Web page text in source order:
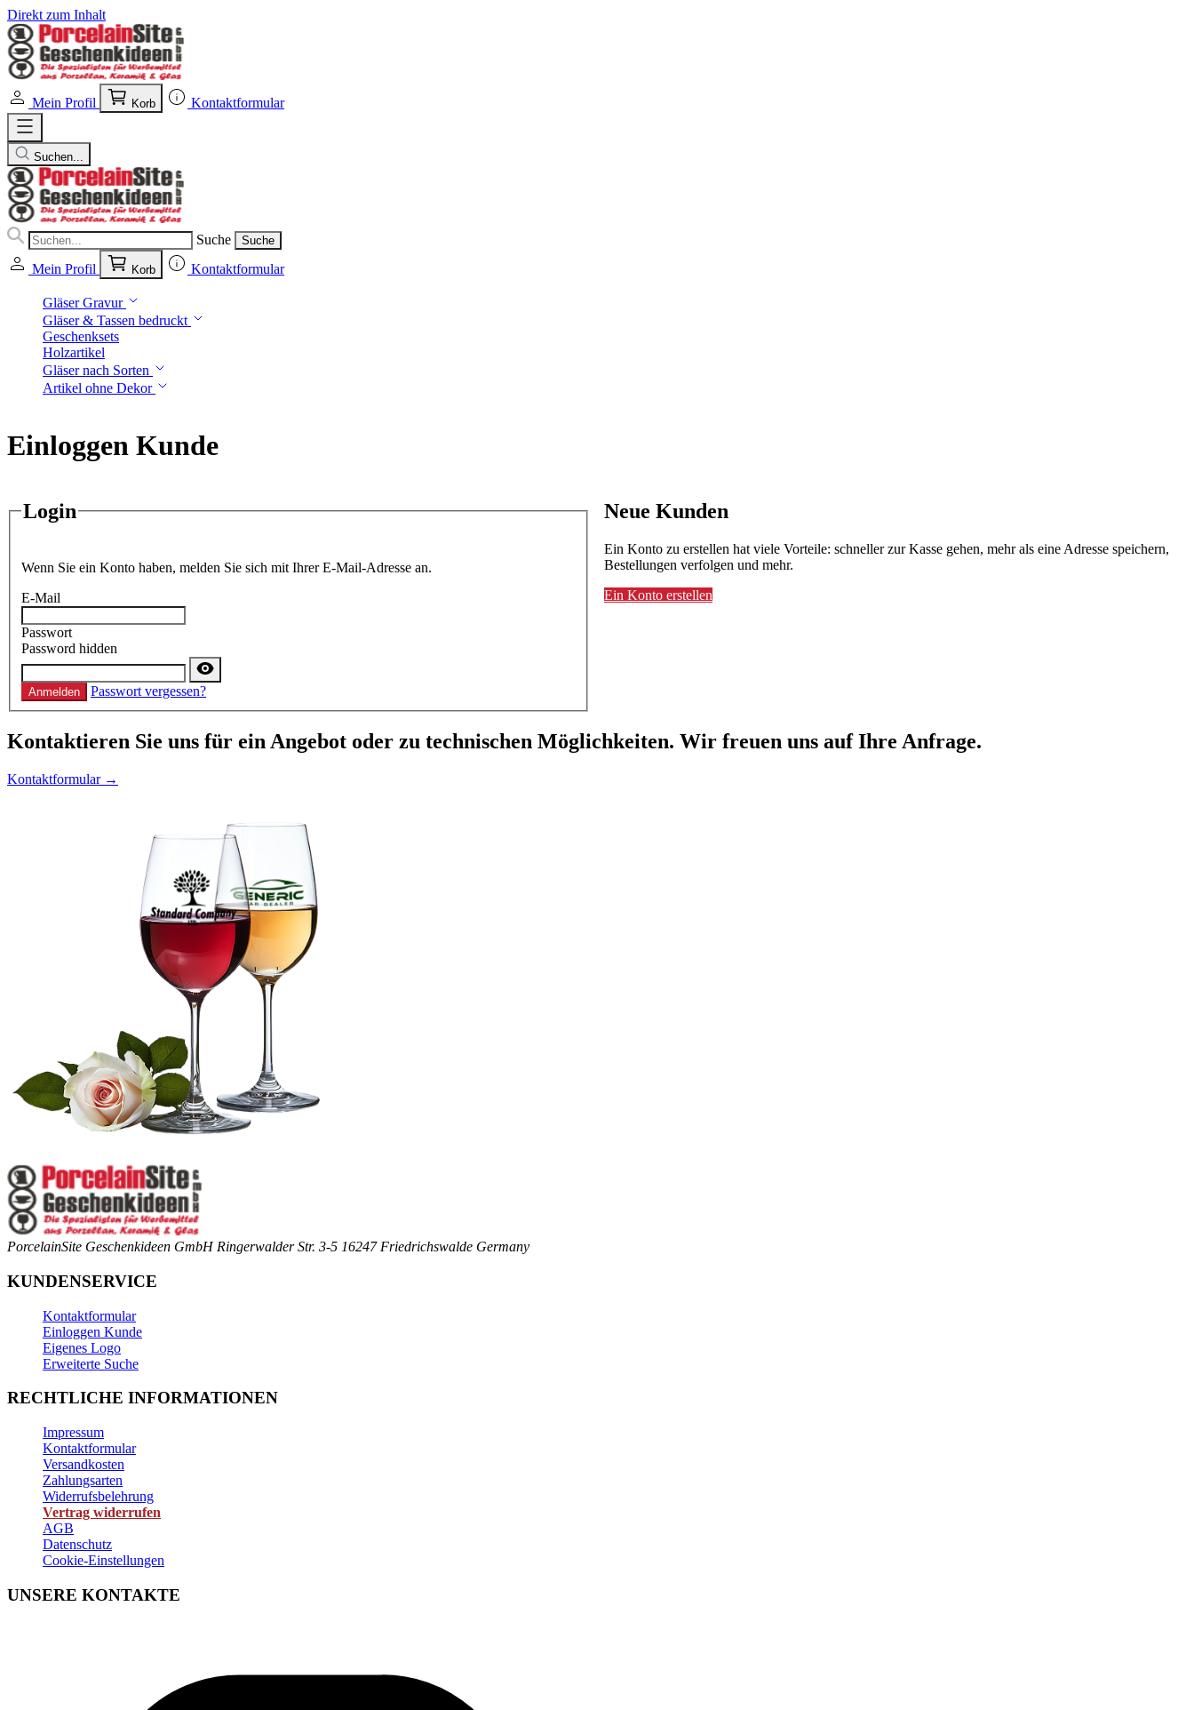
Direkt zum Inhalt
Mein Profil Korb Kontaktformular
Suchen...
Suche Suche
Mein Profil Korb Kontaktformular
Gläser Gravur
Gläser & Tassen bedruckt
Geschenksets
Holzartikel
Gläser nach Sorten
Artikel ohne Dekor
Einloggen Kunde
Login
Wenn Sie ein Konto haben, melden Sie sich mit Ihrer E-Mail-Adresse an.
E-Mail
Passwort
Password hidden
Anmelden Passwort vergessen?
Neue Kunden
Ein Konto zu erstellen hat viele Vorteile: schneller zur Kasse gehen, mehr als eine Adresse speichern,
Bestellungen verfolgen und mehr.
Ein Konto erstellen
Kontaktieren Sie uns für ein Angebot oder zu technischen Möglichkeiten. Wir freuen uns auf Ihre Anfrage.
Kontaktformular →
PorcelainSite Geschenkideen GmbH Ringerwalder Str. 3-5 16247 Friedrichswalde Germany
KUNDENSERVICE
Kontaktformular
Einloggen Kunde
Eigenes Logo
Erweiterte Suche
RECHTLICHE INFORMATIONEN
Impressum
Kontaktformular
Versandkosten
Zahlungsarten
Widerrufsbelehrung
Vertrag widerrufen
AGB
Datenschutz
Cookie-Einstellungen
UNSERE KONTAKTE